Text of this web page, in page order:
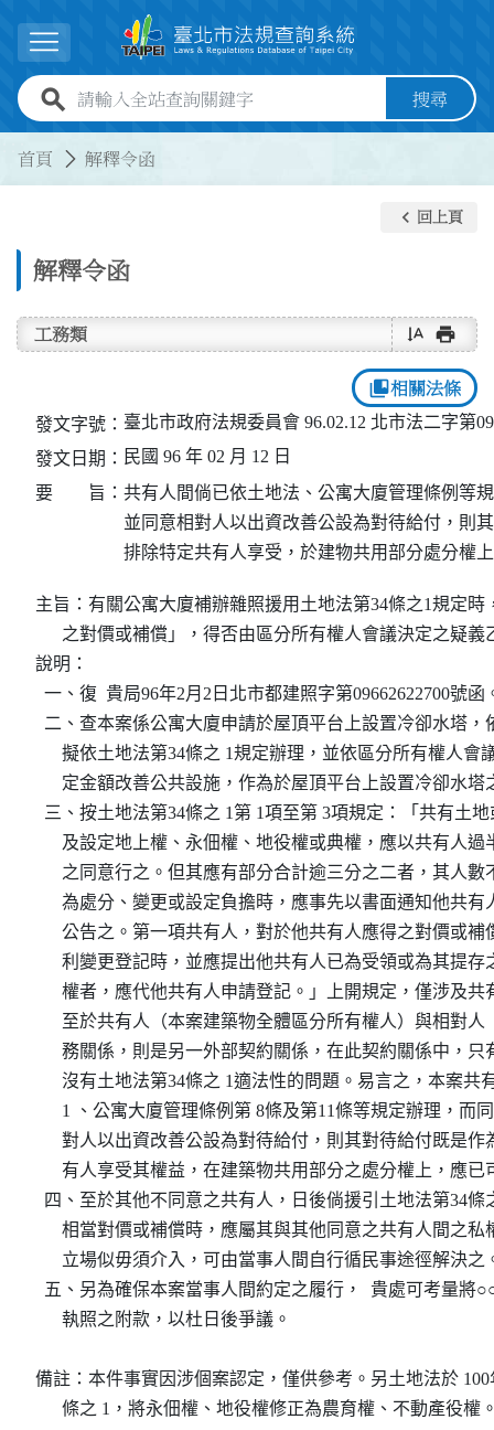
展開選單
全站查詢關鍵字欄位 搜尋
首頁 解釋令函
解釋令函
keyboard_arrow_left 回上頁
工務類 text_rotate_vertical print
collections_bookmark相關法條
發文字號： 臺北市政府法規委員會 96.02.12 北市法二字第
發文日期： 民國 96 年 02 月 12 日
要 旨： 共有人間倘已依土地法、公寓大廈管理條例等
並同意相對人以出資改善公設為對待給付，則
排除特定共有人享受，於建物共用部分處分權
主旨：有關公寓大廈補辦雜照援用土地法第34條之1規定
之對價或補償」，得否由區分所有權人會議決定之疑
說明：
一、復  貴局96年2月2日北市都建照字第09662622700號函
二、查本案係公寓大廈申請於屋頂平台上設置冷卻水塔
擬依土地法第34條之 1規定辦理，並依區分所有權人
定金額改善公共設施，作為於屋頂平台上設置冷卻水
三、按土地法第34條之 1第 1項至第 3項規定：「共有土
及設定地上權、永佃權、地役權或典權，應以共有人
之同意行之。但其應有部分合計逾三分之二者，其人
為處分、變更或設定負擔時，應事先以書面通知他共
公告之。第一項共有人，對於他共有人應得之對價或
利變更登記時，並應提出他共有人已為受領或為其提
權者，應代他共有人申請登記。」上開規定，僅涉及
至於共有人（本案建築物全體區分所有權人）與相對
務關係，則是另一外部契約關係，在此契約關係中，
沒有土地法第34條之 1適法性的問題。易言之，本案
1 、公寓大廈管理條例第 8條及第11條等規定辦理，
對人以出資改善公設為對待給付，則其對待給付既是
有人享受其權益，在建築物共用部分之處分權上，應
四、至於其他不同意之共有人，日後倘援引土地法第34條
相當對價或補償時，應屬其與其他同意之共有人間之
立場似毋須介入，可由當事人間自行循民事途徑解決之
五、另為確保本案當事人間約定之履行，  貴處可考量將
      執照之附款，以杜日後爭議。
備註：本件事實因涉個案認定，僅供參考。另土地法於
條之 1，將永佃權、地役權修正為農育權、不動產役權